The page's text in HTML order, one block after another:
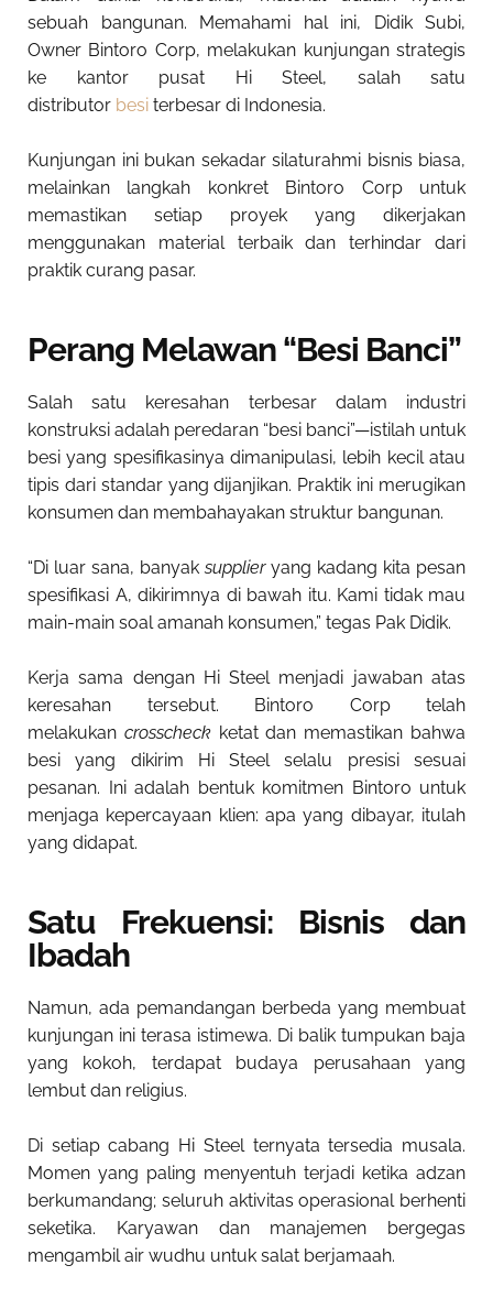
sebuah bangunan. Memahami hal ini, Didik Subi,
Owner Bintoro Corp, melakukan kunjungan strategis
ke kantor pusat Hi Steel, salah satu
distributor besi terbesar di Indonesia.
Kunjungan ini bukan sekadar silaturahmi bisnis biasa,
melainkan langkah konkret Bintoro Corp untuk
memastikan setiap proyek yang dikerjakan
menggunakan material terbaik dan terhindar dari
praktik curang pasar.
Perang Melawan “Besi Banci”
Salah satu keresahan terbesar dalam industri
konstruksi adalah peredaran “besi banci”—istilah untuk
besi yang spesifikasinya dimanipulasi, lebih kecil atau
tipis dari standar yang dijanjikan. Praktik ini merugikan
konsumen dan membahayakan struktur bangunan.
“Di luar sana, banyaksupplieryang kadang kita pesan
spesifikasi A, dikirimnya di bawah itu. Kami tidak mau
main-main soal amanah konsumen,” tegas Pak Didik.
Kerja sama dengan Hi Steel menjadi jawaban atas
keresahan tersebut. Bintoro Corp telah
melakukan crosscheckketat dan memastikan bahwa
besi yang dikirim Hi Steel selalu presisi sesuai
pesanan. Ini adalah bentuk komitmen Bintoro untuk
menjaga kepercayaan klien: apa yang dibayar, itulah
yang didapat.
Satu Frekuensi: Bisnis dan
Ibadah
Namun, ada pemandangan berbeda yang membuat
kunjungan ini terasa istimewa. Di balik tumpukan baja
yang kokoh, terdapat budaya perusahaan yang
lembut dan religius.
Di setiap cabang Hi Steel ternyata tersedia musala.
Momen yang paling menyentuh terjadi ketika adzan
berkumandang; seluruh aktivitas operasional berhenti
seketika. Karyawan dan manajemen bergegas
mengambil air wudhu untuk salat berjamaah.